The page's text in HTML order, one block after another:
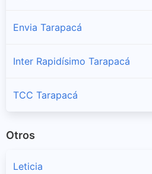
Envia Tarapacá
Inter Rapidísimo Tarapacá
TCC Tarapacá
Otros
Leticia